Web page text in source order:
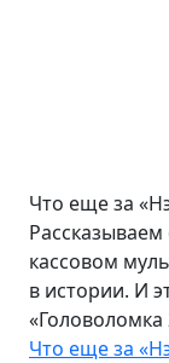
Что еще за
кассовом
в истории. И
«Головоломка
Что еще за